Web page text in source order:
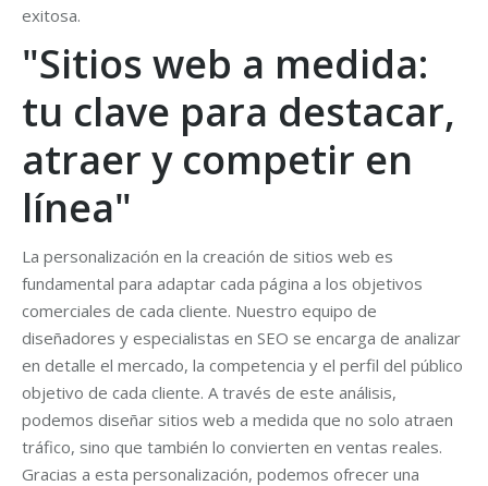
exitosa.
"Sitios web a medida:
tu clave para destacar,
atraer y competir en
línea"
La personalización en la creación de sitios web es
fundamental para adaptar cada página a los objetivos
comerciales de cada cliente. Nuestro equipo de
diseñadores y especialistas en SEO se encarga de analizar
en detalle el mercado, la competencia y el perfil del público
objetivo de cada cliente. A través de este análisis,
podemos diseñar sitios web a medida que no solo atraen
tráfico, sino que también lo convierten en ventas reales.
Gracias a esta personalización, podemos ofrecer una